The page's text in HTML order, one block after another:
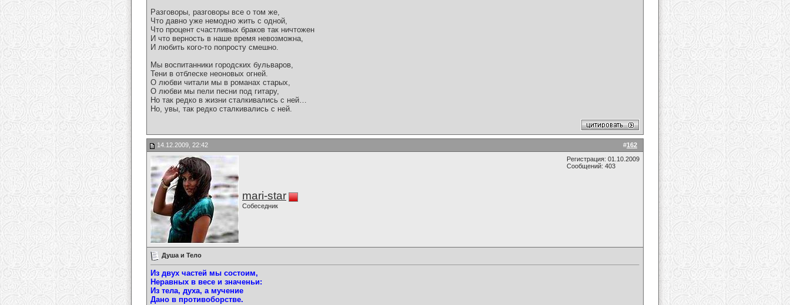
Разговоры, разговоры все о том же,
Что давно уже немодно жить с одной,
Что процент счастливых браков так ничтожен
И что верность в наше время невозможна,
И любить кого-то попросту смешно.
Мы воспитанники городских бульваров,
Тени в отблеске неоновых огней.
О любви читали мы в романах старых,
О любви мы пели песни под гитару,
Но так редко в жизни сталкивались с ней…
Но, увы, так редко сталкивались с ней.
#162
14.12.2009, 22:42
mari-star
Собеседник
Регистрация: 01.10.2009
Сообщений: 403
Душа и Тело
Из двух частей мы состоим,
Неравных в весе и значеньи:
Из тела, духа, а мучение
Дано в противоборстве.